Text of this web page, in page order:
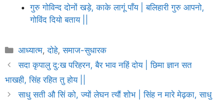
गुरु गोविन्द दोनों खड़े, काके लागूं पाँय | बलिहारी गुरु आपनो,
गोविंद दियो बताय ||
Categories
आध्यात्म,दोहे,समाज-सुधारक
सदा कृपालु दु:ख परिहरन, बैर भाव नहिं दोय | छिमा ज्ञान सत
भाखही, सिंह रहित तु होय ||
साधु सती औ सिं को, ज्यों लेघन त्यौं शोभ | सिंह न मारे मेढ़का, साधु